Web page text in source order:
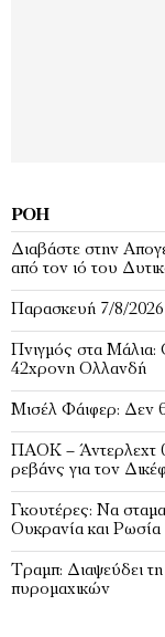
ΡΟΉ
Διαβάστε στην
από τον ιό του
Παρασκευή 7/8/2026
Πνιγμός στα Μάλια:
42χρονη Ολλανδή
Μισέλ Φάιφερ: Δεν
ΠΑΟΚ – Άντερλεχτ
ρεβάνς για τον
Γκουτέρες: Να
Ουκρανία και Ρωσία
Τραμπ: Διαψεύδει τη
πυρομαχικών